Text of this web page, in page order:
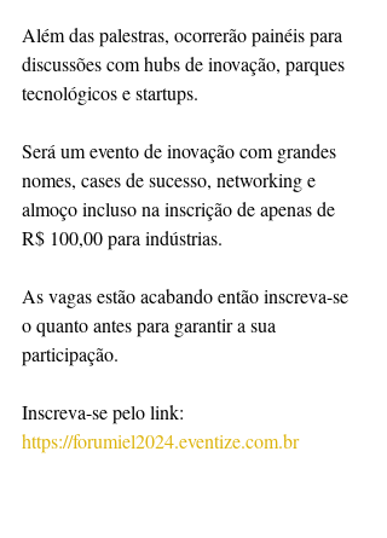
Além das palestras, ocorrerão painéis para
discussões com hubs de inovação, parques
tecnológicos e startups.
Será um evento de inovação com grandes
nomes, cases de sucesso, networking e
almoço incluso na inscrição de apenas de
R$ 100,00 para indústrias.
As vagas estão acabando então inscreva-se
o quanto antes para garantir a sua
participação.
Inscreva-se pelo link:
https://forumiel2024.eventize.com.br